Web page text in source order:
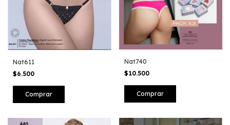
Nat611
$6.500
Nat740
$10.500
Comprar